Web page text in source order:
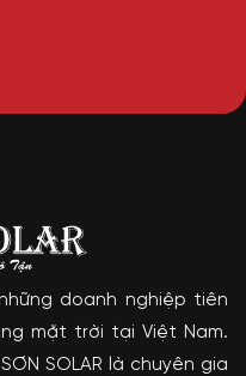
doanh nghiệp tiên
mặt trời tại Việt Nam.
SOLAR là chuyên gia